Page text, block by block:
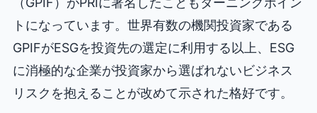
トになっています。世界有数の機関投資家である
GPIFがESGを投資先の選定に利用する以上、ESG
に消極的な企業が投資家から選ばれないビジネス
リスクを抱えることが改めて示された格好です。